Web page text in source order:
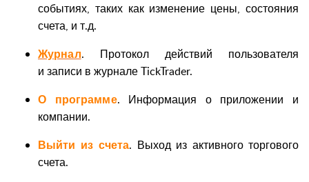
событиях, таких как изменение цены, состояния
счета, и т.д.
Журнал. Протокол действий пользователя
и записи в журнале TickTrader.
О программе. Информация о приложении и
компании.
Выйти из счета. Выход из активного торгового
счета.